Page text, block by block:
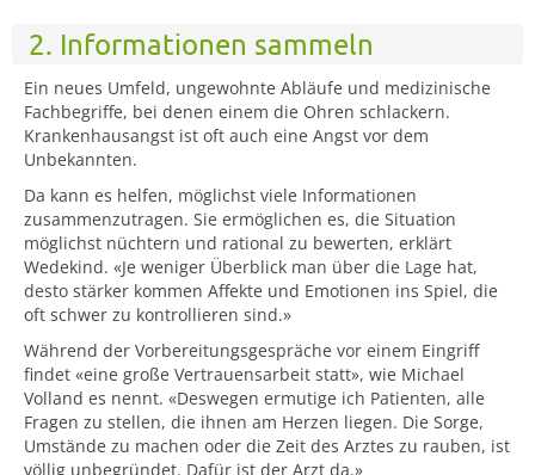
2. Informationen sammeln
Ein neues Umfeld, ungewohnte Abläufe und medizinische
Fachbegriffe, bei denen einem die Ohren schlackern.
Krankenhausangst ist oft auch eine Angst vor dem
Unbekannten.
Da kann es helfen, möglichst viele Informationen
zusammenzutragen. Sie ermöglichen es, die Situation
möglichst nüchtern und rational zu bewerten, erklärt
Wedekind. «Je weniger Überblick man über die Lage hat,
desto stärker kommen Affekte und Emotionen ins Spiel, die
oft schwer zu kontrollieren sind.»
Während der Vorbereitungsgespräche vor einem Eingriff
findet «eine große Vertrauensarbeit statt», wie Michael
Volland es nennt. «Deswegen ermutige ich Patienten, alle
Fragen zu stellen, die ihnen am Herzen liegen. Die Sorge,
Umstände zu machen oder die Zeit des Arztes zu rauben, ist
völlig unbegründet. Dafür ist der Arzt da.»